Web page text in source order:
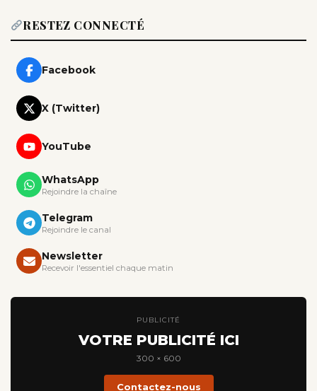
RESTEZ CONNECTÉ
Facebook
X (Twitter)
YouTube
WhatsApp
Rejoindre la chaîne
Telegram
Rejoindre le canal
Newsletter
Recevoir l'essentiel chaque matin
PUBLICITÉ
VOTRE PUBLICITÉ ICI
300 × 600
Contactez-nous